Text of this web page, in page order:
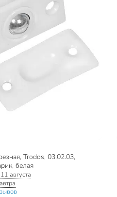
Trodos, 03.02.03,
белая
11 августа